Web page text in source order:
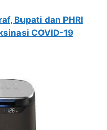
Bupati dan PHRI
COVID-19